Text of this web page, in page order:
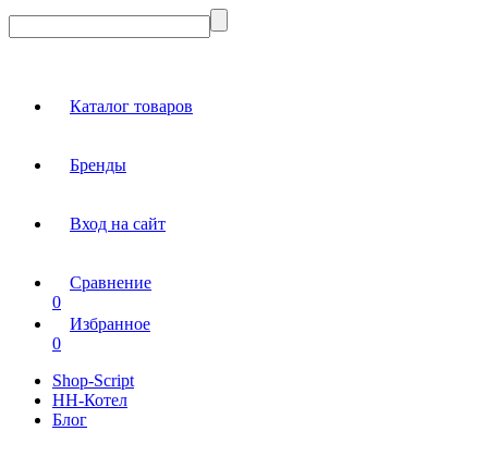
Каталог товаров
Бренды
Вход на сайт
Сравнение
0
Избранное
0
Shop-Script
НН-Котел
Блог